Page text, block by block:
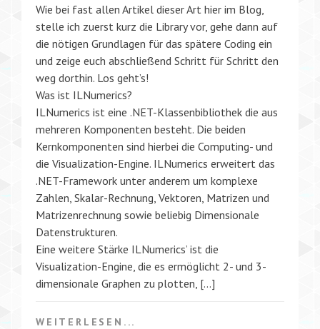
Wie bei fast allen Artikel dieser Art hier im Blog,
stelle ich zuerst kurz die Library vor, gehe dann auf
die nötigen Grundlagen für das spätere Coding ein
und zeige euch abschließend Schritt für Schritt den
weg dorthin. Los geht’s!
Was ist ILNumerics?
ILNumerics ist eine .NET-Klassenbibliothek die aus
mehreren Komponenten besteht. Die beiden
Kernkomponenten sind hierbei die Computing- und
die Visualization-Engine. ILNumerics erweitert das
.NET-Framework unter anderem um komplexe
Zahlen, Skalar-Rechnung, Vektoren, Matrizen und
Matrizenrechnung sowie beliebig Dimensionale
Datenstrukturen.
Eine weitere Stärke ILNumerics’ ist die
Visualization-Engine, die es ermöglicht 2- und 3-
dimensionale Graphen zu plotten, […]
WEITERLESEN...